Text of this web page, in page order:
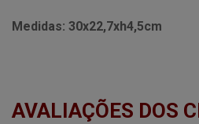
Medidas: 30x22,7xh4,5cm
AVALIAÇÕES DOS